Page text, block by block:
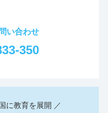
い合わせ
350
に教育を展開 ／